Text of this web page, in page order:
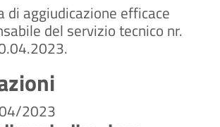
di aggiudicazione efficace
del servizio tecnico nr.
2023